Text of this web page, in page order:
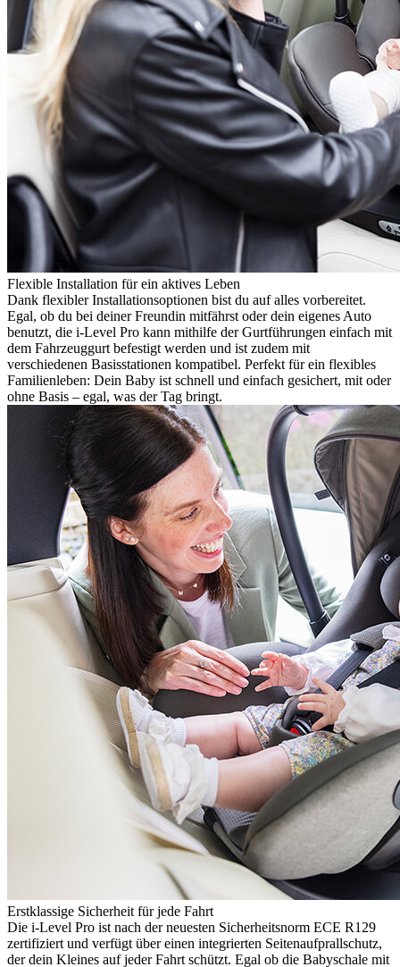
Flexible Installation für ein aktives Leben
Dank flexibler Installationsoptionen bist du auf alles vorbereitet.
Egal, ob du bei deiner Freundin mitfährst oder dein eigenes Auto
benutzt, die i-Level Pro kann mithilfe der Gurtführungen einfach mit
dem Fahrzeuggurt befestigt werden und ist zudem mit
verschiedenen Basisstationen kompatibel. Perfekt für ein flexibles
Familienleben: Dein Baby ist schnell und einfach gesichert, mit oder
ohne Basis – egal, was der Tag bringt.
Erstklassige Sicherheit für jede Fahrt
Die i-Level Pro ist nach der neuesten Sicherheitsnorm ECE R129
zertifiziert und verfügt über einen integrierten Seitenaufprallschutz,
der dein Kleines auf jeder Fahrt schützt. Egal ob die Babyschale mit